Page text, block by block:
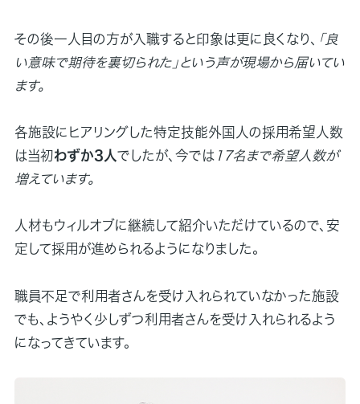
その後一人目の方が入職すると印象は更に良くなり、 「良
い意味で期待を裏切られた」という声が現場から届いてい
ます。
各施設にヒアリングした特定技能外国人の採用希望人数
は当初わずか3人でしたが、今では 17名まで希望人数が
増えています。
人材もウィルオブに継続して紹介いただけているので、安
定して採用が進められるようになりました。
職員不足で利用者さんを受け入れられていなかった施設
でも、ようやく少しずつ利用者さんを受け入れられるよう
になってきています。